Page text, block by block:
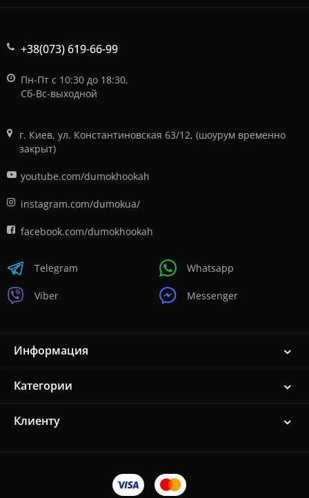
+38(073) 619-66-99
Пн-Пт с 10:30 до 18:30,
Сб-Вс-выходной
г. Киев, ул. Константиновская 63/12, (шоурум временно
закрыт)
youtube.com/dumokhookah
instagram.com/dumokua/
facebook.com/dumokhookah
Telegram
Viber
Whatsapp
Messenger
Информация
Категории
Клиенту